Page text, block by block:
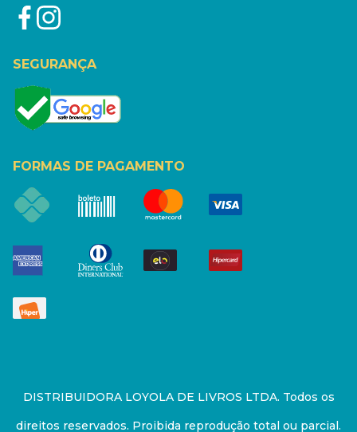
SEGURANÇA
FORMAS DE PAGAMENTO
DISTRIBUIDORA LOYOLA DE LIVROS LTDA. Todos os
direitos reservados. Proibida reprodução total ou parcial.